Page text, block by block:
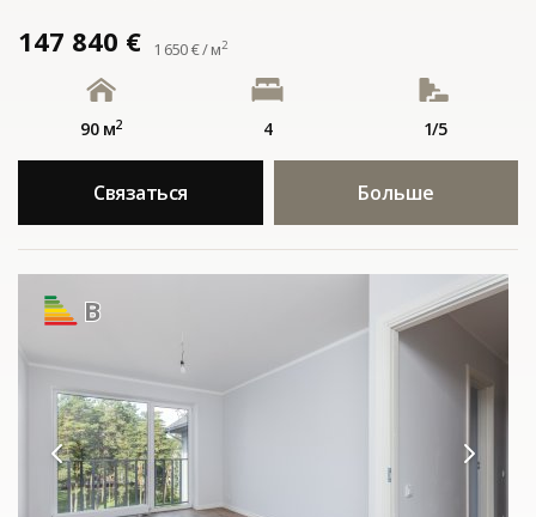
147 840 € 1 650 € / м2
90 м2 4 1/5
Связаться Больше
B